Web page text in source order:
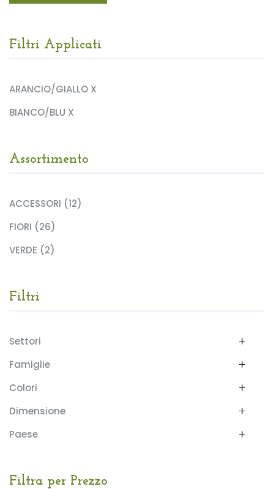
Filtri Applicati
ARANCIO/GIALLO X
BIANCO/BLU X
Assortimento
ACCESSORI (12)
FIORI (26)
VERDE (2)
Filtri
Settori
Famiglie
Colori
Dimensione
Paese
Filtra per Prezzo